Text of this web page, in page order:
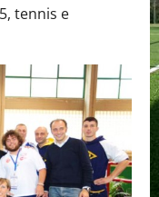
tennis e